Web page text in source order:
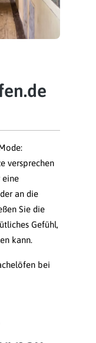
versprechen
eine
an die
Sie die
Gefühl,
kann.
bei